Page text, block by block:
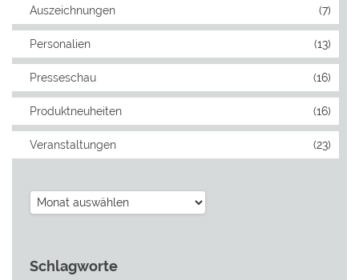
Auszeichnungen (7)
Personalien (13)
Presseschau (16)
Produktneuheiten (16)
Veranstaltungen (23)
Archiv
Schlagworte